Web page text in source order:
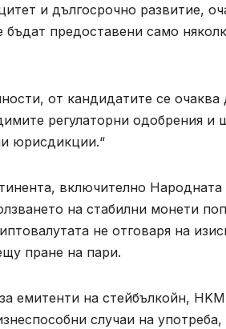
и дългосрочно развитие,
предоставени само
от кандидатите се очаква
регулаторни одобрения и
юрисдикции.“
включително
на стабилни монети
не отговаря на
пране на пари.
емитенти на стейбълкойн,
случаи на